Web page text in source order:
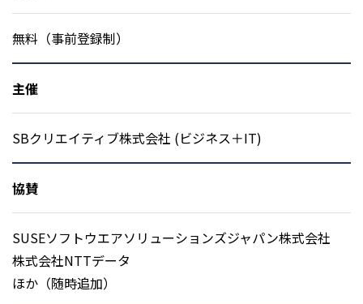
無料（事前登録制）
主催
SBクリエイティブ株式会社 (ビジネス＋IT)
協賛
SUSEソフトウエアソリューションズジャパン株式会社
株式会社NTTデータ
ほか（随時追加）